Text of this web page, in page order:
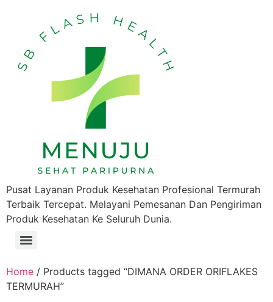
Pusat Layanan Produk Kesehatan Profesional Termurah
Terbaik Tercepat. Melayani Pemesanan Dan Pengiriman
Produk Kesehatan Ke Seluruh Dunia.
Home / Products tagged “DIMANA ORDER ORIFLAKES
TERMURAH”